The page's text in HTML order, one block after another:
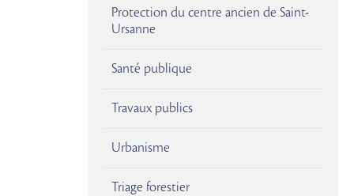
Protection du centre ancien de Saint-
Ursanne
Santé publique
Travaux publics
Urbanisme
Triage forestier